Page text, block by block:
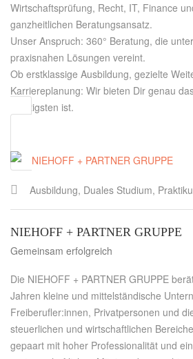
Wirtschaftsprüfung, Recht, IT, Finance
ganzheitlichen Beratungsansatz.
Unser Anspruch: 360° Beratung, die
praxisnahen Lösungen vereint.
Ob erstklassige Ausbildung, gezielte
Karriereplanung: Wir bieten Dir genau
wichtigsten ist.
Ausbildung, Duales Studium,
NIEHOFF + PARTNER GRUPPE
Gemeinsam erfolgreich
Die NIEHOFF + PARTNER GRUPPE
Jahren kleine und mittelständische
Freiberufler:innen, Privatpersonen und
steuerlichen und wirtschaftlichen
gepaart mit hoher Professionalität und